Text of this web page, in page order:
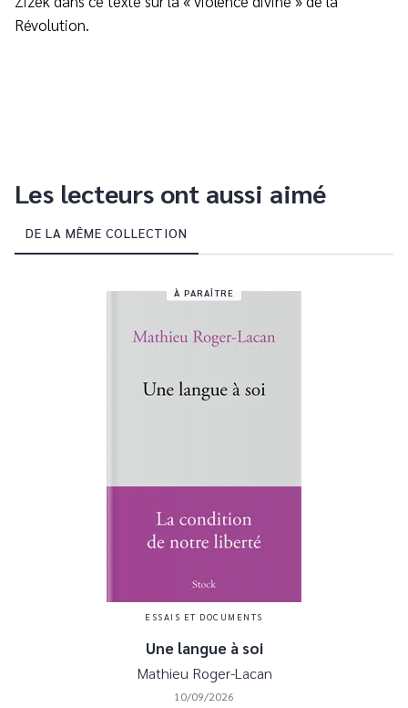
Révolution.
Les lecteurs ont aussi aimé
DE LA MÊME COLLECTION
À PARAÎTRE
ESSAIS ET DOCUMENTS
Une langue à soi
Mathieu Roger-Lacan
10/09/2026